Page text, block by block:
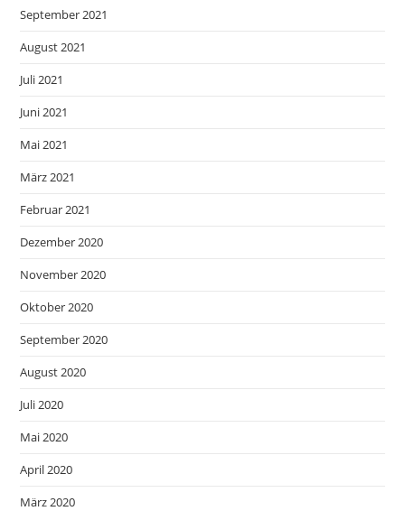
September 2021
August 2021
Juli 2021
Juni 2021
Mai 2021
März 2021
Februar 2021
Dezember 2020
November 2020
Oktober 2020
September 2020
August 2020
Juli 2020
Mai 2020
April 2020
März 2020